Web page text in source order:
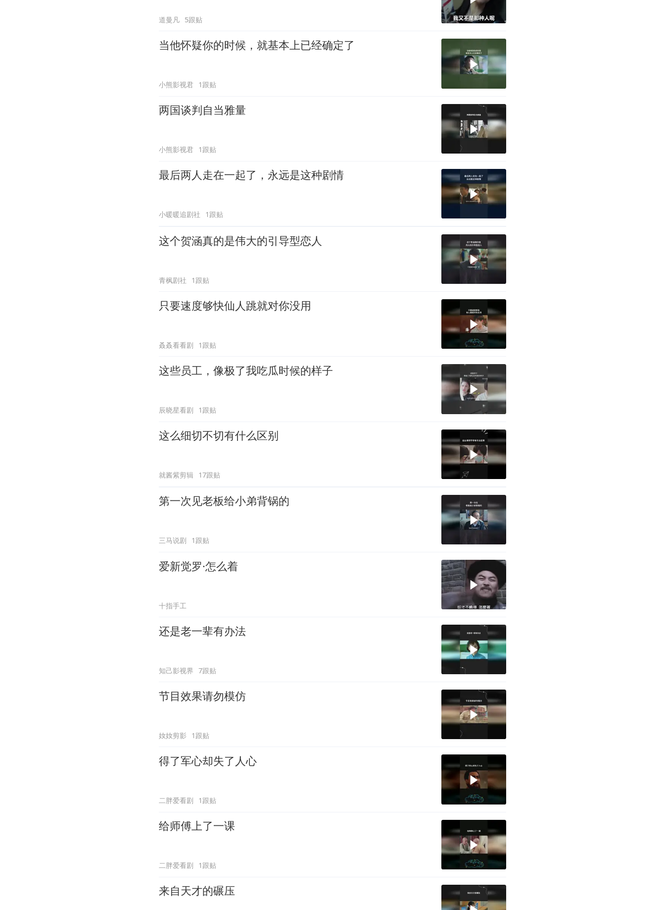
道曼凡 5跟贴
当他怀疑你的时候，就基本上已经确定了
小熊影视君 1跟贴
两国谈判自当雅量
小熊影视君 1跟贴
最后两人走在一起了，永远是这种剧情
小暖暖追剧社 1跟贴
这个贺涵真的是伟大的引导型恋人
青枫剧社 1跟贴
只要速度够快仙人跳就对你没用
叒叒看看剧 1跟贴
这些员工，像极了我吃瓜时候的样子
辰晓星看剧 1跟贴
这么细切不切有什么区别
就酱紫剪辑 17跟贴
第一次见老板给小弟背锅的
三马说剧 1跟贴
爱新觉罗·怎么着
十指手工
还是老一辈有办法
知己影视界 7跟贴
节目效果请勿模仿
奻奻剪影 1跟贴
得了军心却失了人心
二胖爱看剧 1跟贴
给师傅上了一课
二胖爱看剧 1跟贴
来自天才的碾压